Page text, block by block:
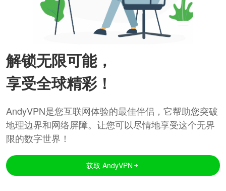
解锁无限可能，
享受全球精彩！
AndyVPN是您互联网体验的最佳伴侣，它帮助您突破
地理边界和网络屏障。让您可以尽情地享受这个无界
限的数字世界！
获取 AndyVPN